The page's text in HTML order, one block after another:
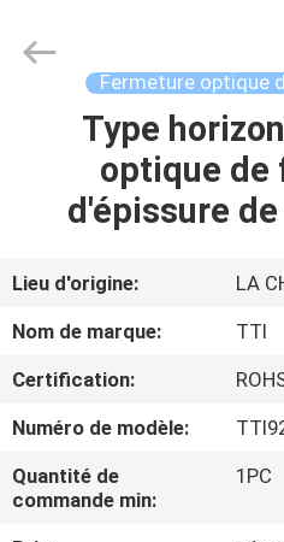
MAISON
AU
SUJET
NOUS
Communication
Tech.
Fermeture optique
Type
optique de
d'épissure
Lieu d'origine:
LA
Nom de marque:
TTI
Certification:
Numéro de modèle:
Quantité de
commande min:
1PC